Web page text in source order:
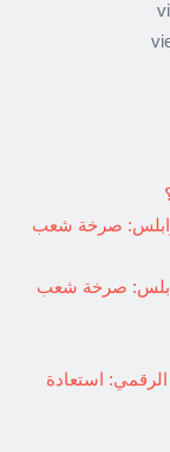
صرخة شعب
صرخة شعب
استعادة